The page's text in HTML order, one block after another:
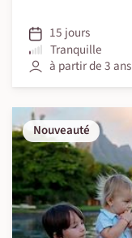
15 jours
Tranquille
à partir de 3 ans
Nouveauté